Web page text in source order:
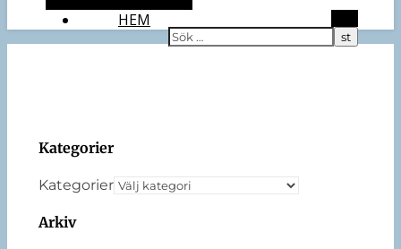
HEM
Kategorier
Kategorier
Arkiv